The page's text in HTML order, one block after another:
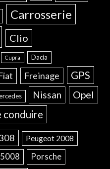
Carrosserie
Clio
Cupra Dacia
Freinage GPS
Nissan Opel
conduire
Peugeot 2008
Porsche